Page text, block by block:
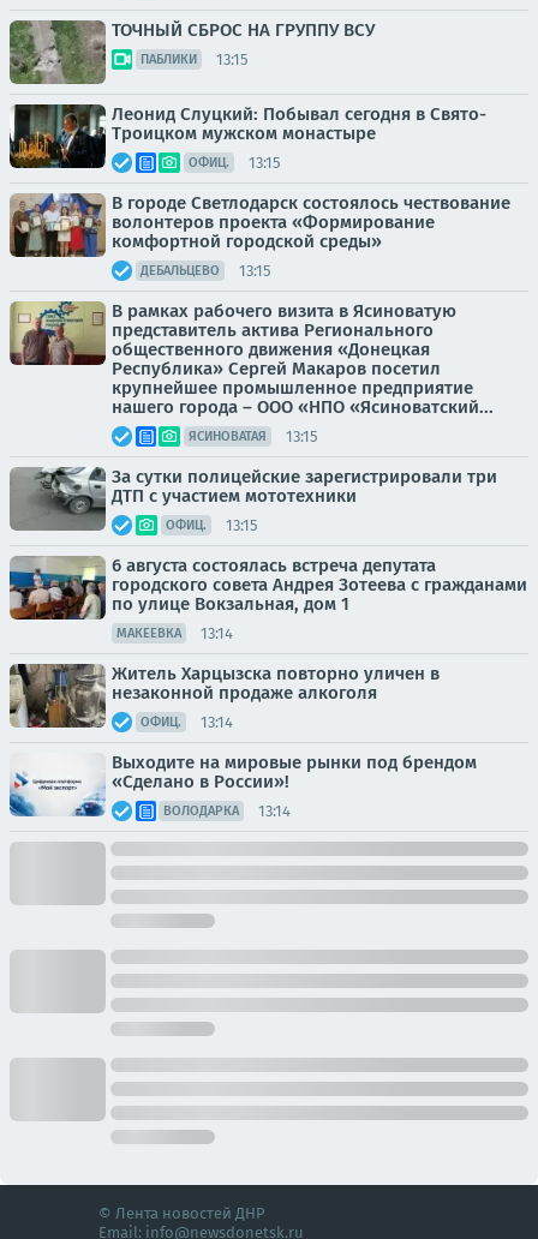
ТОЧНЫЙ СБРОС НА ГРУППУ ВСУ
ПАБЛИКИ 13:15
Леонид Слуцкий: Побывал сегодня в Свято-
Троицком мужском монастыре
ОФИЦ. 13:15
В городе Светлодарск состоялось чествование
волонтеров проекта «Формирование
комфортной городской среды»
ДЕБАЛЬЦЕВО 13:15
В рамках рабочего визита в Ясиноватую
представитель актива Регионального
общественного движения «Донецкая
Республика» Сергей Макаров посетил
крупнейшее промышленное предприятие
нашего города – ООО «НПО «Ясиноватский...
ЯСИНОВАТАЯ 13:15
За сутки полицейские зарегистрировали три
ДТП с участием мототехники
ОФИЦ. 13:15
6 августа состоялась встреча депутата
городского совета Андрея Зотеева с гражданами
по улице Вокзальная, дом 1
МАКЕЕВКА 13:14
Житель Харцызска повторно уличен в
незаконной продаже алкоголя
ОФИЦ. 13:14
Выходите на мировые рынки под брендом
«Сделано в России»!
ВОЛОДАРКА 13:14
© Лента новостей ДНР
Email: info@newsdonetsk.ru